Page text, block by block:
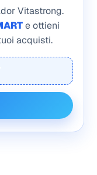
Vitastrong.
e ottieni
acquisti.